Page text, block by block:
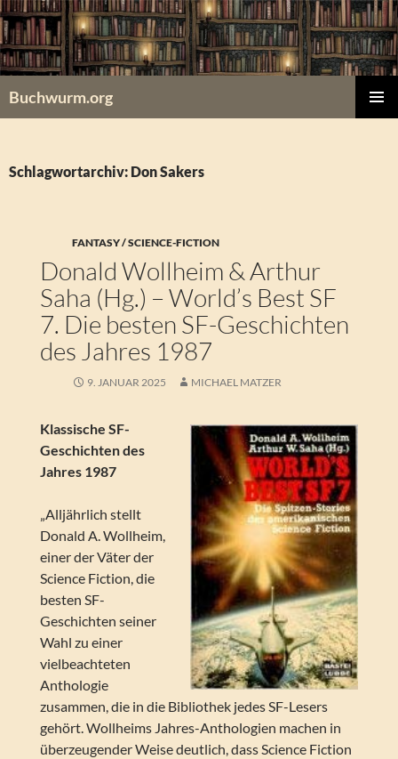
Zum
Inhalt
springen
Buchwurm.org
Schlagwortarchiv: Don Sakers
FANTASY / SCIENCE-FICTION
Donald Wollheim & Arthur
Saha (Hg.) – World’s Best SF
7. Die besten SF-Geschichten
des Jahres 1987
9. JANUAR 2025 MICHAEL MATZER
Klassische SF-
Geschichten des
Jahres 1987
„Alljährlich stellt
Donald A. Wollheim,
einer der Väter der
Science Fiction, die
besten SF-
Geschichten seiner
Wahl zu einer
vielbeachteten
Anthologie
zusammen, die in die Bibliothek jedes SF-Lesers
gehört. Wollheims Jahres-Anthologien machen in
überzeugender Weise deutlich, dass Science Fiction